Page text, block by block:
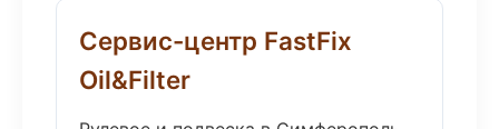
Сервис-центр FastFix
Oil&Filter